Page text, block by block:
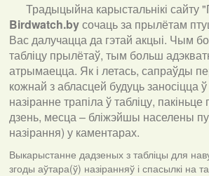
Традыцыйна карыстальнікі сайту
Birdwatch.byсочаць за прылётам
Вас далучацца да гэтай акцыі. Чым
табліцу прылётаў, тым больш
атрымаецца. Як і летась, сапраўды
кожнай з абласцей будуць заносіцца
назіранне трапіла ў табліцу,
дзень, месца – бліжэйшы населены
назірання) у каментарах.
Выкарыстанне дадзеных з табліцы для
згоды аўтара(ў) назіранняў і спасылкі на